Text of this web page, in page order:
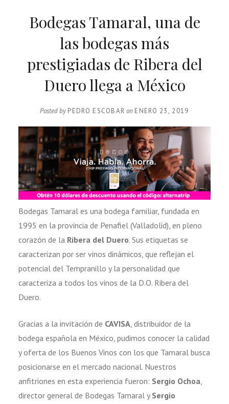
Bodegas Tamaral, una de
las bodegas más
prestigiadas de Ribera del
Duero llega a México
Posted by PEDRO ESCOBAR on ENERO 23, 2019
Bodegas Tamaral es una bodega familiar, fundada en
1995 en la provincia de Penafiel (Valladolid), en pleno
corazón de la Ribera del Duero. Sus etiquetas se
caracterizan por ser vinos dinámicos, que reflejan el
potencial del Tempranillo y la personalidad que
caracteriza a todos los vinos de la D.O. Ribera del
Duero.
Gracias a la invitación de CAVISA, distribuidor de la
bodega española en México, pudimos conocer la calidad
y oferta de los Buenos Vinos con los que Tamaral busca
posicionarse en el mercado nacional. Nuestros
anfitriones en esta experiencia fueron: Sergio Ochoa,
director general de Bodegas Tamaral y Sergio